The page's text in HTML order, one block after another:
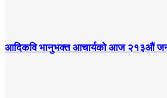
आदिकवि भानुभक्त आचार्यको आज २१३औं